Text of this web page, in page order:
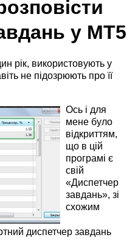
у МТ5
рік, використовують у
не підозрюють про її
Ось і для
мене було
відкриттям,
що в цій
програмі є
свій
«Диспетчер
завдань», зі
схожим
диспетчер завдань